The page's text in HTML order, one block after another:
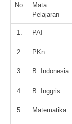
No
Mata
Pelajaran
1.
2.
3.
4.
5.
PAI
PKn
B. Indonesia
B. Inggris
Matematika